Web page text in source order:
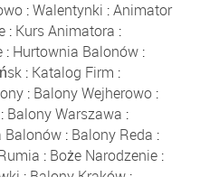
:Walentynki :Animator
: Kurs Animatora :
: Hurtownia Balonów :
: Katalog Firm :
: Balony Wejherowo:
: Balony Warszawa :
Balonów : Balony Reda :
: Boże Narodzenie: